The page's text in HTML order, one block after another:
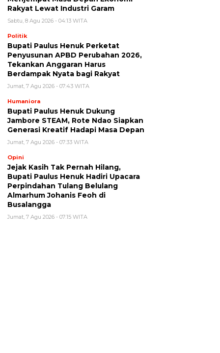
Rakyat Lewat Industri Garam
Sabtu, 8 Agu 2026 - 04:13 WITA
Politik
Bupati Paulus Henuk Perketat
Penyusunan APBD Perubahan 2026,
Tekankan Anggaran Harus
Berdampak Nyata bagi Rakyat
Jumat, 7 Agu 2026 - 07:43 WITA
Humaniora
Bupati Paulus Henuk Dukung
Jambore STEAM, Rote Ndao Siapkan
Generasi Kreatif Hadapi Masa Depan
Jumat, 7 Agu 2026 - 07:33 WITA
Opini
Jejak Kasih Tak Pernah Hilang,
Bupati Paulus Henuk Hadiri Upacara
Perpindahan Tulang Belulang
Almarhum Johanis Feoh di
Busalangga
Jumat, 7 Agu 2026 - 07:15 WITA